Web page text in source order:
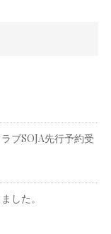
ブSOJA先行予約受
した。